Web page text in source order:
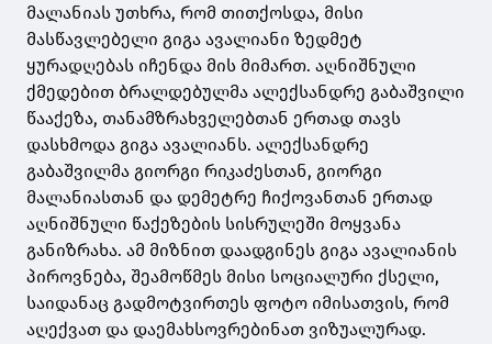
მალანიას უთხრა, რომ თითქოსდა, მისი
მასწავლებელი გიგა ავალიანი ზედმეტ
ყურადღებას იჩენდა მის მიმართ. აღნიშნული
ქმედებით ბრალდებულმა ალექსანდრე გაბაშვილი
წააქეზა, თანამზრახველებთან ერთად თავს
დასხმოდა გიგა ავალიანს. ალექსანდრე
გაბაშვილმა გიორგი რიკაძესთან, გიორგი
მალანიასთან და დემეტრე ჩიქოვანთან ერთად
აღნიშნული წაქეზების სისრულეში მოყვანა
განიზრახა. ამ მიზნით დაადგინეს გიგა ავალიანის
პიროვნება, შეამოწმეს მისი სოციალური ქსელი,
საიდანაც გადმოტვირთეს ფოტო იმისათვის, რომ
აღექვათ და დაემახსოვრებინათ ვიზუალურად.